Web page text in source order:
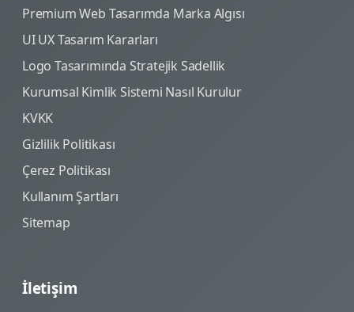
Premium Web Tasarımda Marka Algısı
UI UX Tasarım Kararları
Logo Tasarımında Stratejik Sadellik
Kurumsal Kimlik Sistemi Nasıl Kurulur
KVKK
Gizlilik Politikası
Çerez Politikası
Kullanım Şartları
Sitemap
İletişim